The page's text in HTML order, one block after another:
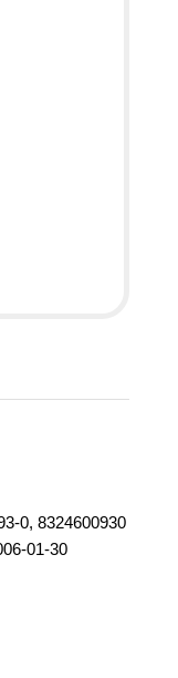
z
i adresy
treść.
0, 8324600930
01-30